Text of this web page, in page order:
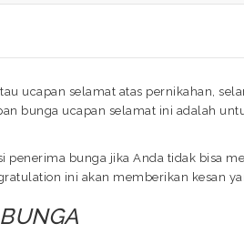
ucapan selamat atas pernikahan,
bunga ucapan selamat ini adalah
bunga jika Anda tidak bisa
ini akan memberikan kesan